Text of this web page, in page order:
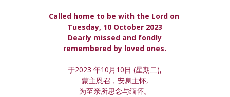
Called home to be with the Lord on
Tuesday, 10 October 2023
Dearly missed and fondly
remembered by loved ones.
于2023 年10月10日 (星期二),
蒙主恩召，安息主怀,
为至亲所思念与缅怀。